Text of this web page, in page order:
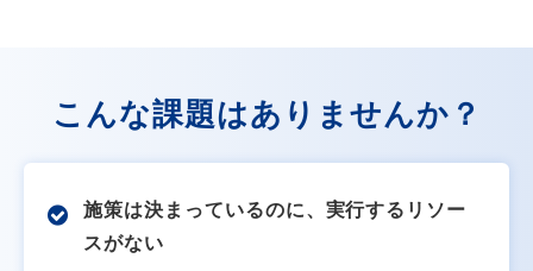
こんな課題はありませんか？
施策は決まっているのに、実行するリソー
スがない